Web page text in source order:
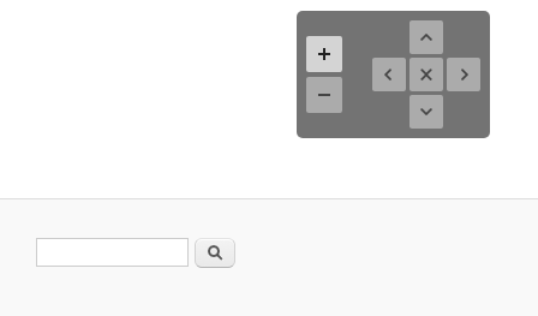
Search